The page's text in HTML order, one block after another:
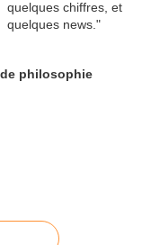
philosophie